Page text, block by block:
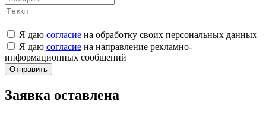
Я даю согласие на обработку своих персональных данных
Я даю согласие на направление рекламно-
информационных сообщений
Отправить
Заявка оставлена